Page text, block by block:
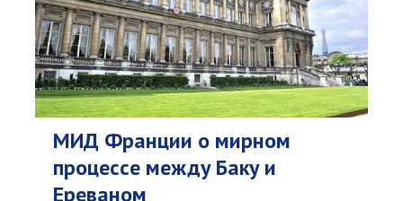
МИД Франции о мирном
процессе между Баку и
Ереваном